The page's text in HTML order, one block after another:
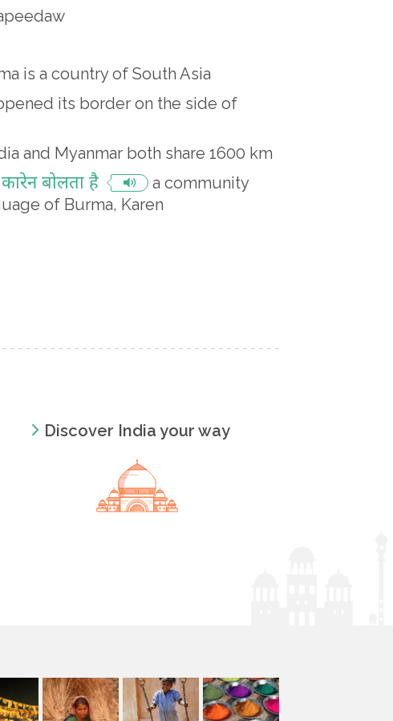
is a country of South Asia
its border on the side of
and Myanmar both share 1600 km
बोलता है
a community
of Burma, Karen
Discover India your way